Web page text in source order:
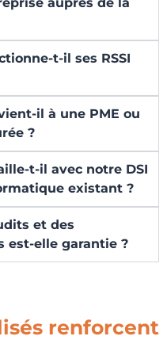
t-il ses RSSI
il à une PME ou
?
t-il avec notre DSI
existant ?
et des
est-elle garantie ?
renforcent